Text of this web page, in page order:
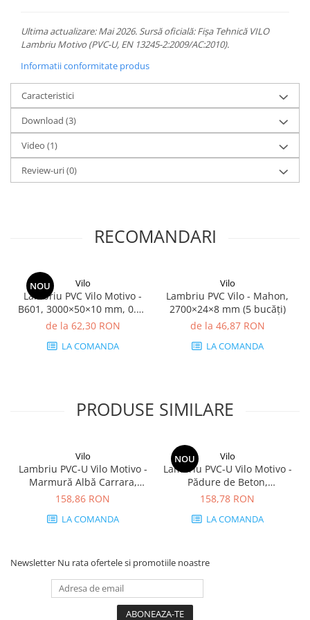
Ultima actualizare: Mai 2026. Sursă oficială: Fișa Tehnică VILO
Lambriu Motivo (PVC-U, EN 13245-2:2009/AC:2010).
Informatii conformitate produs
Caracteristici
Download (3)
Video (1)
Review-uri(0)
RECOMANDARI
NOU Vilo
Lambriu PVC Vilo Motivo -
B601, 3000×50×10 mm, 0.75
mp/cutie (5 bucăți)
de la 62,30 RON
LA COMANDA
Vilo
Lambriu PVC Vilo - Mahon,
2700×24×8 mm (5 bucăți)
de la 46,87 RON
LA COMANDA
PRODUSE SIMILARE
Vilo
Lambriu PVC-U Vilo Motivo -
Marmură Albă Carrara,
2650×250×8 mm, 2.65
158,86 RON
LA COMANDA
NOU Vilo
Lambriu PVC-U Vilo Motivo -
Pădure de Beton,
2650×250×8 mm, 2.65
158,78 RON
LA COMANDA
Newsletter Nu rata ofertele si promotiile noastre